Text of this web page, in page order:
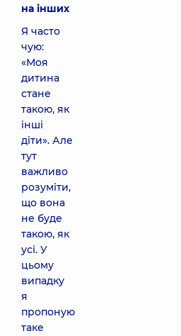
на інших
Я часто
чую:
«Моя
дитина
стане
такою, як
інші
діти». Але
тут
важливо
розуміти,
що вона
не буде
такою, як
усі. У
цьому
випадку
я
пропоную
таке